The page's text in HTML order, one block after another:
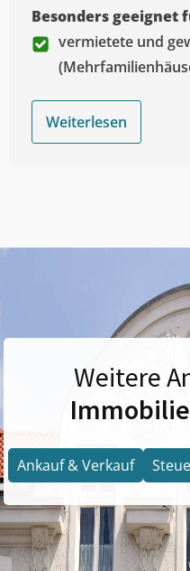
Besonders geeignet
vermietete und
Weiterlesen
Weitere
Ankauf & Verkauf